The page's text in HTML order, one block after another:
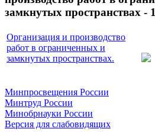
замкнутых пространствах - 1
Организация и производство
работ в ограниченных и
замкнутых пространствах.
Минпросвещения России
Минтруд России
Минобрнауки России
Версия для слабовидящих